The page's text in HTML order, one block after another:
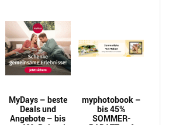
MyDays – beste
Deals und
Angebote – bis
myphotobook –
bis 45%
SOMMER-